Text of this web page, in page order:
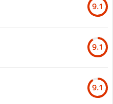
9.1
9.1
9.1